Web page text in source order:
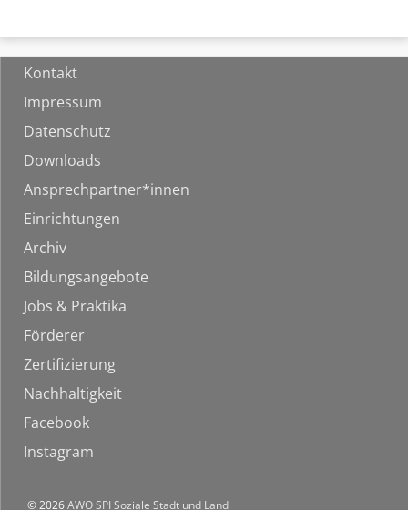
Kontakt
Impressum
Datenschutz
Downloads
Ansprechpartner*innen
Einrichtungen
Archiv
Bildungsangebote
Jobs & Praktika
Förderer
Zertifizierung
Nachhaltigkeit
Facebook
Instagram
© 2026AWO SPI Soziale Stadt und Land